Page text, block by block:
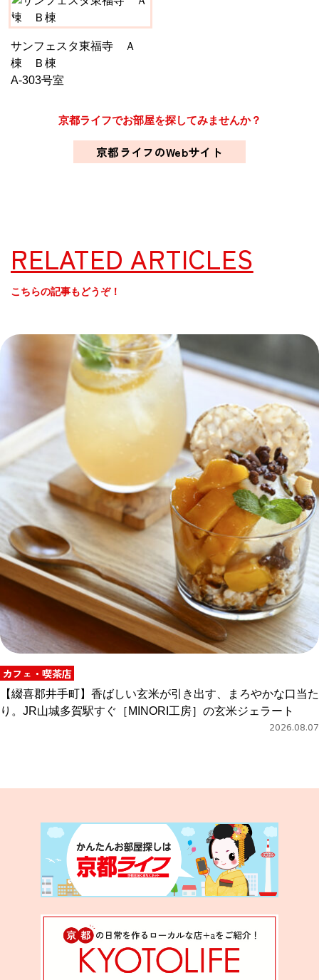
サンフェスタ東福寺 Ａ
棟 Ｂ棟
A-303号室
京都ライフでお部屋を探してみませんか？
京都ライフのWebサイト
RELATED ARTICLES
こちらの記事もどうぞ！
カフェ・喫茶店
【綴喜郡井手町】香ばしい玄米が引き出す、まろやかな口当た
り。JR山城多賀駅すぐ［MINORI工房］の玄米ジェラート
2026.08.07